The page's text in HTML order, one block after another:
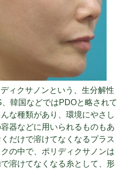
ィクサノンという、生分解性
韓国などではPDOと略されて
な種類があり、環境にやさし
器などに用いられるものもあ
だけで溶けてなくなるプラス
の中で、ポリディクサノンは
溶けてなくなる糸として、形